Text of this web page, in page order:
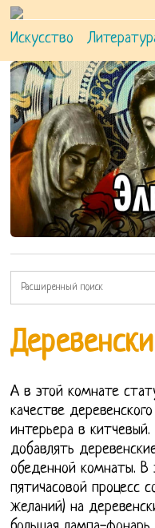
Искусство
А в этой комнате
качестве
интерьера в
добавлять
обеденной комнаты.
пятичасовой процесс
желаний) на